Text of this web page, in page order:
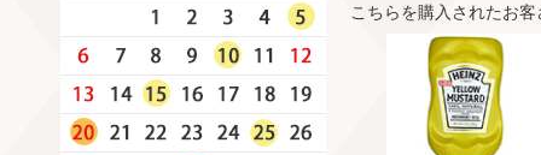
こちらを購入されたお